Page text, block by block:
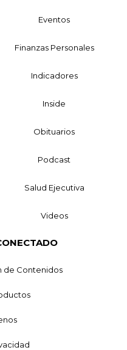
Eventos
Finanzas Personales
Indicadores
Inside
Obituarios
Podcast
Salud Ejecutiva
Videos
de Contenidos